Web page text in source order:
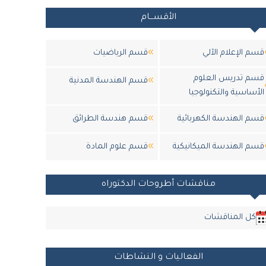
الأقســـام
قسم الإعلام الآلي قسم الرياضيات
قسم تدريس العلوم
الأساسية والتكنولوجيا
قسم الهندسة المدنية
قسم الهندسة الكهربائية قسم هندسة الطرائق
قسم الهندسة الميكانيكية قسم علوم المادة
مناقشات أطروحات الدكتوراه
كل المناقشات
الفعاليات و النشاطات